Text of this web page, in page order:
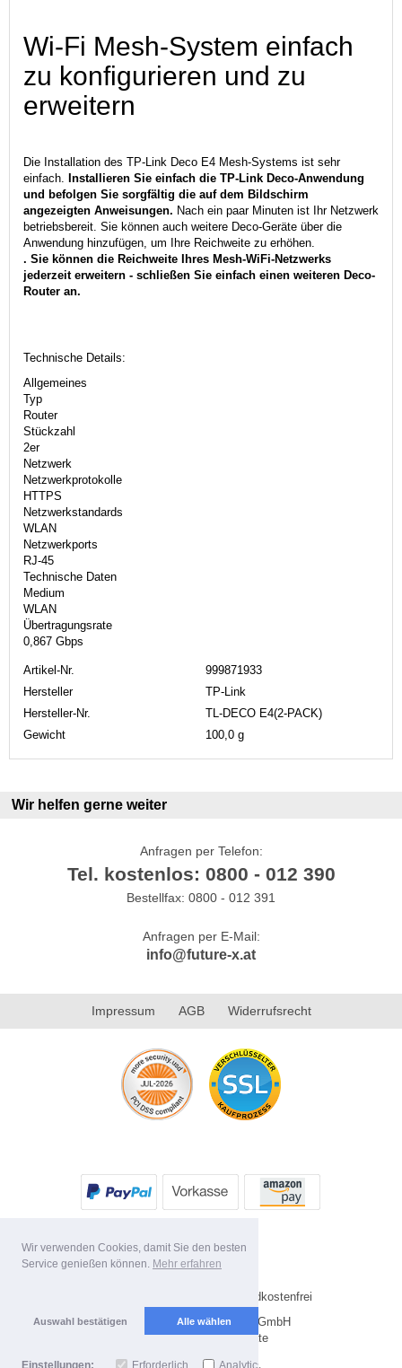
Wir verwenden Cookies, damit Sie den besten
Service genießen können. Mehr erfahren
Auswahl bestätigen Alle wählen
Einstellungen: Erforderlich Analytics
Wi-Fi Mesh-System einfach
zu konfigurieren und zu
erweitern
Die Installation des TP-Link Deco E4 Mesh-Systems ist sehr
einfach. Installieren Sie einfach die TP-Link Deco-Anwendung
und befolgen Sie sorgfältig die auf dem Bildschirm
angezeigten Anweisungen. Nach ein paar Minuten ist Ihr Netzwerk
betriebsbereit. Sie können auch weitere Deco-Geräte über die
Anwendung hinzufügen, um Ihre Reichweite zu erhöhen.
. Sie können die Reichweite Ihres Mesh-WiFi-Netzwerks
jederzeit erweitern - schließen Sie einfach einen weiteren Deco-
Router an.
Technische Details:
Allgemeines
Typ
Router
Stückzahl
2er
Netzwerk
Netzwerkprotokolle
HTTPS
Netzwerkstandards
WLAN
Netzwerkports
RJ-45
Technische Daten
Medium
WLAN
Übertragungsrate
0,867 Gbps
Artikel-Nr.
999871933
Hersteller
TP-Link
Hersteller-Nr.
TL-DECO E4(2-PACK)
Gewicht
100,0 g
Wir helfen gerne weiter
Anfragen per Telefon:
Tel. kostenlos: 0800 - 012 390
Bestellfax: 0800 - 012 391
Anfragen per E-Mail:
info@future-x.at
Impressum AGB Widerrufsrecht
* Alle Preise inkl. MwSt. Versandkostenfrei
Copyright 2026 by Future-X GmbH
Mobile Shop by Shopgate